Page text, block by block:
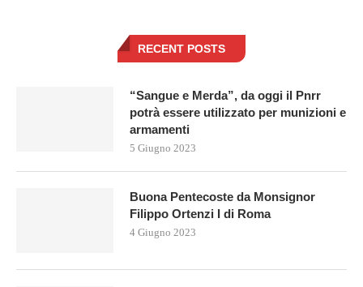
RECENT POSTS
“Sangue e Merda”, da oggi il Pnrr
potrà essere utilizzato per munizioni e
armamenti
5 Giugno 2023
Buona Pentecoste da Monsignor
Filippo Ortenzi I di Roma
4 Giugno 2023